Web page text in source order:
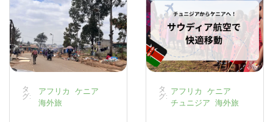
タ
グ:
アフリカ
ケニア
海外旅
タ
グ:
アフリカ
ケニア
チュニジア 海外旅